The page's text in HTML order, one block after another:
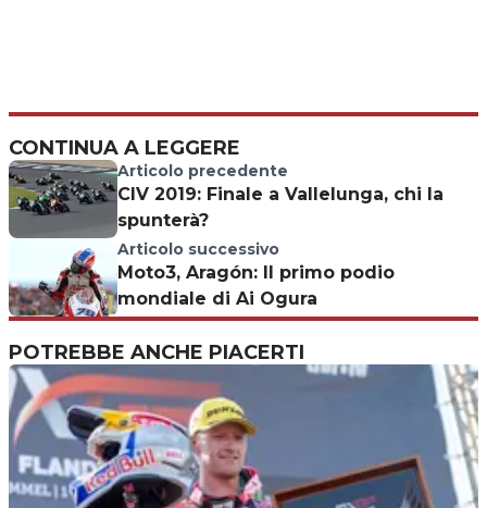
CONTINUA A LEGGERE
Articolo precedente
CIV 2019: Finale a Vallelunga, chi la
spunterà?
Articolo successivo
Moto3, Aragón: Il primo podio
mondiale di Ai Ogura
POTREBBE ANCHE PIACERTI